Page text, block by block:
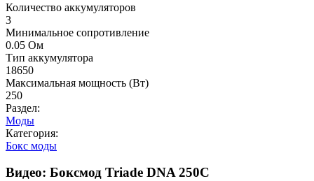
Количество аккумуляторов
3
Минимальное сопротивление
0.05 Ом
Тип аккумулятора
18650
Максимальная мощность (Вт)
250
Раздел:
Моды
Категория:
Бокс моды
Видео: Боксмод Triade DNA 250C